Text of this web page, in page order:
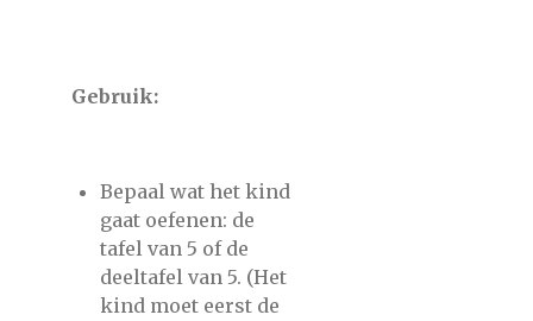
Gebruik:
Bepaal wat het kind
gaat oefenen: de
tafel van 5 of de
deeltafel van 5. (Het
kind moet eerst de